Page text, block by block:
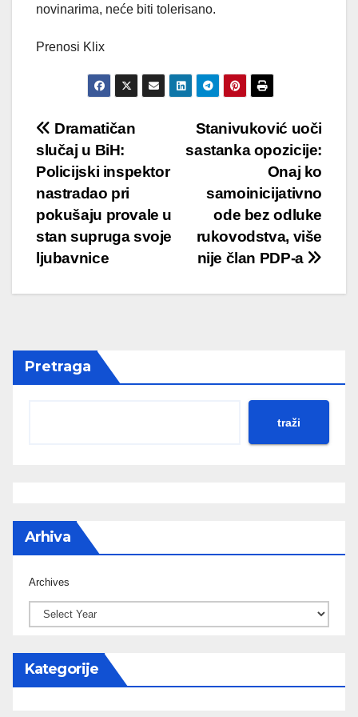
novinarima, neće biti tolerisano.
Prenosi Klix
Post
navigation
Stanivuković uoči
sastanka opozicije:
Onaj ko
samoinicijativno
ode bez odluke
rukovodstva, više
nije član PDP-a
Dramatičan
slučaj u BiH:
Policijski inspektor
nastradao pri
pokušaju provale u
stan supruga svoje
ljubavnice
Pretraga
traži
Arhiva
Archives
Kategorije